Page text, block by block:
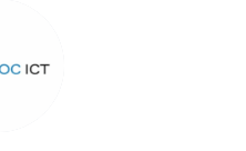
cursus: